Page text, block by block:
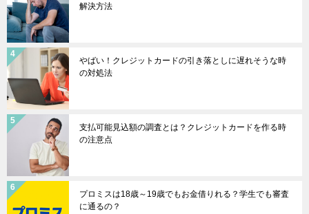
解決方法
やばい！クレジットカードの引き落としに遅れそうな時
の対処法
支払可能見込額の調査とは？クレジットカードを作る時
の注意点
プロミスは18歳～19歳でもお金借りれる？学生でも審査
に通るの？